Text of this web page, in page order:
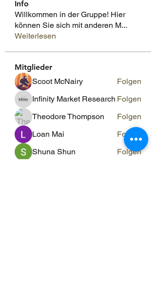
Info
Willkommen in der Gruppe! Hier
können Sie sich mit anderen M...
Weiterlesen
Mitglieder
Scoot McNairy
Folgen
Infinity Market Research Folgen
Theodore Thompson
Folgen
Loan Mai
Folgen
Shuna Shun
Folgen